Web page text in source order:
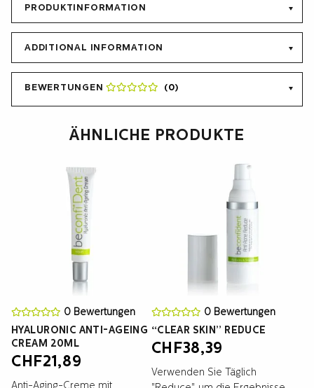
PRODUKTINFORMATION
ADDITIONAL INFORMATION
BEWERTUNGEN (0)
ÄHNLICHE PRODUKTE
0 Bewertungen
HYALURONIC ANTI-AGEING
CREAM 20ML
CHF21,89
0 Bewertungen
“CLEAR SKIN” REDUCE
CHF38,39
Verwenden Sie Täglich